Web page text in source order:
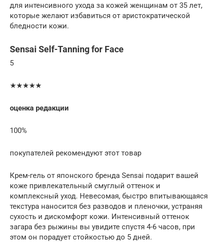
для интенсивного ухода за кожей женщинам от 35 лет,
которые желают избавиться от аристократической
бледности кожи.
Sensai Self-Tanning for Face
5
★★★★★
оценка редакции
100%
покупателей рекомендуют этот товар
Крем-гель от японского бренда Sensai подарит вашей
коже привлекательный смуглый оттенок и
комплексный уход. Невесомая, быстро впитывающаяся
текстура наносится без разводов и пленочки, устраняя
сухость и дискомфорт кожи. Интенсивный оттенок
загара без рыжины вы увидите спустя 4-6 часов, при
этом он порадует стойкостью до 5 дней.